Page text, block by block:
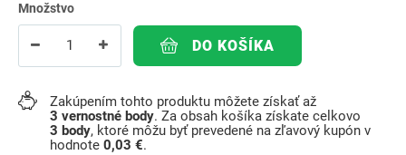
Množstvo
DO KOŠÍKA
Zakúpením tohto produktu môžete získať až
3 vernostné body. Za obsah košíka získate celkovo
3 body, ktoré môžu byť prevedené na zľavový kupón v
hodnote 0,03 €.